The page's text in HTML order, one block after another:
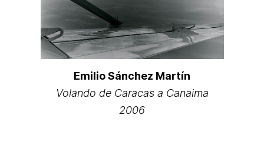
Emilio Sánchez Martín
Volando de Caracas a Canaima
2006